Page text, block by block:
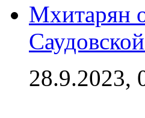
Мхитарян
28.9.2023,